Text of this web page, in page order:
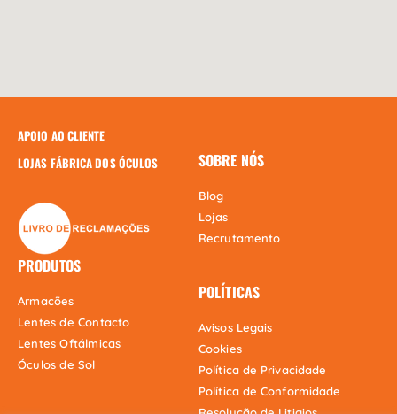
APOIO AO CLIENTE
LOJAS FÁBRICA DOS ÓCULOS
SOBRE NÓS
Blog
Lojas
Recrutamento
PRODUTOS
Armacões
Lentes de Contacto
Lentes Oftálmicas
Óculos de Sol
POLÍTICAS
Avisos Legais
Cookies
Política de Privacidade
Política de Conformidade